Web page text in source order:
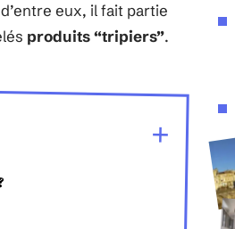
eux, il fait partie
produits “tripiers”.